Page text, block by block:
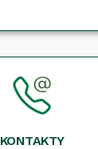
KONTAKTY